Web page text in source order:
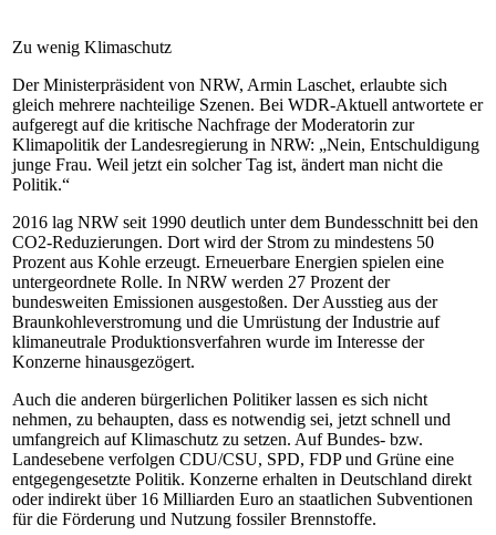
Zu wenig Klimaschutz
Der Ministerpräsident von NRW, Armin Laschet, erlaubte sich
gleich mehrere nachteilige Szenen. Bei WDR-Aktuell antwortete er
aufgeregt auf die kritische Nachfrage der Moderatorin zur
Klimapolitik der Landesregierung in NRW: „Nein, Entschuldigung
junge Frau. Weil jetzt ein solcher Tag ist, ändert man nicht die
Politik.“
2016 lag NRW seit 1990 deutlich unter dem Bundesschnitt bei den
CO2-Reduzierungen. Dort wird der Strom zu mindestens 50
Prozent aus Kohle erzeugt. Erneuerbare Energien spielen eine
untergeordnete Rolle. In NRW werden 27 Prozent der
bundesweiten Emissionen ausgestoßen. Der Ausstieg aus der
Braunkohleverstromung und die Umrüstung der Industrie auf
klimaneutrale Produktionsverfahren wurde im Interesse der
Konzerne hinausgezögert.
Auch die anderen bürgerlichen Politiker lassen es sich nicht
nehmen, zu behaupten, dass es notwendig sei, jetzt schnell und
umfangreich auf Klimaschutz zu setzen. Auf Bundes- bzw.
Landesebene verfolgen CDU/CSU, SPD, FDP und Grüne eine
entgegengesetzte Politik. Konzerne erhalten in Deutschland direkt
oder indirekt über 16 Milliarden Euro an staatlichen Subventionen
für die Förderung und Nutzung fossiler Brennstoffe.